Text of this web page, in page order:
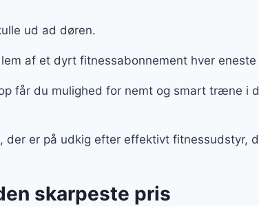
ud ad døren.
af et dyrt fitnessabonnement hver eneste
får du mulighed for nemt og smart træne i
er på udkig efter effektivt fitnessudstyr,
skarpeste pris